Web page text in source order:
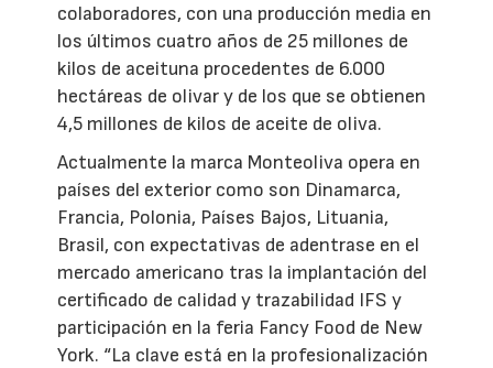
colaboradores, con una producción media en
los últimos cuatro años de 25 millones de
kilos de aceituna procedentes de 6.000
hectáreas de olivar y de los que se obtienen
4,5 millones de kilos de aceite de oliva.
Actualmente la marca Monteoliva opera en
países del exterior como son Dinamarca,
Francia, Polonia, Países Bajos, Lituania,
Brasil, con expectativas de adentrase en el
mercado americano tras la implantación del
certificado de calidad y trazabilidad IFS y
participación en la feria Fancy Food de New
York. “La clave está en la profesionalización